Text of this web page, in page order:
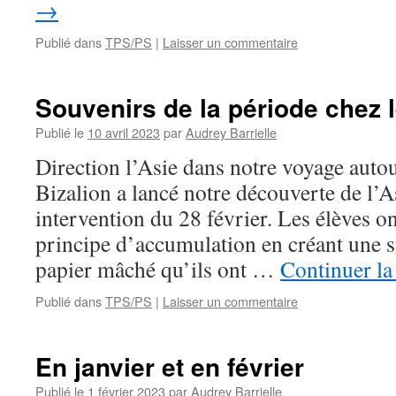
→
Publié dansTPS/PS | Laisser un commentaire
Souvenirs de la période chez
Publié le 10 avril 2023 parAudrey Barrielle
Direction l’Asie dans notre voyage
Bizalion a lancé notre découverte de
intervention du 28 février. Les élèves
principe d’accumulation en créant une
papier mâché qu’ils ont … Continuer
Publié dansTPS/PS | Laisser un commentaire
En janvier et en février
Publié le 1 février 2023 parAudrey Barrielle